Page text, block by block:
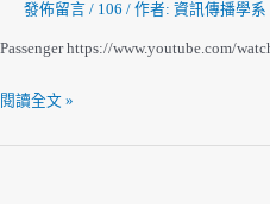
發佈留言 / 106 / 作者: 資訊傳播學系
Passenger https://www.youtube.com/
PASSENGER
閱讀全文 »